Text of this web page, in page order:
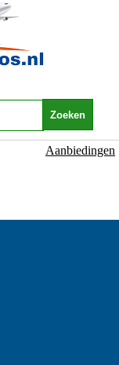
Aanbiedingen